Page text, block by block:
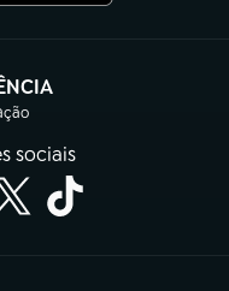
em nova aba)
sociais